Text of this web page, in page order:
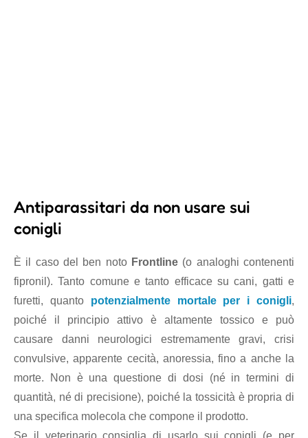
Antiparassitari da non usare sui
conigli
È il caso del ben noto Frontline (o analoghi contenenti
fipronil). Tanto comune e tanto efficace su cani, gatti e
furetti, quanto potenzialmente mortale per i conigli,
poiché il principio attivo è altamente tossico e può
causare danni neurologici estremamente gravi, crisi
convulsive, apparente cecità, anoressia, fino a anche la
morte. Non è una questione di dosi (né in termini di
quantità, né di precisione), poiché la tossicità è propria di
una specifica molecola che compone il prodotto.
Se il veterinario consiglia di usarlo sui conigli (e per